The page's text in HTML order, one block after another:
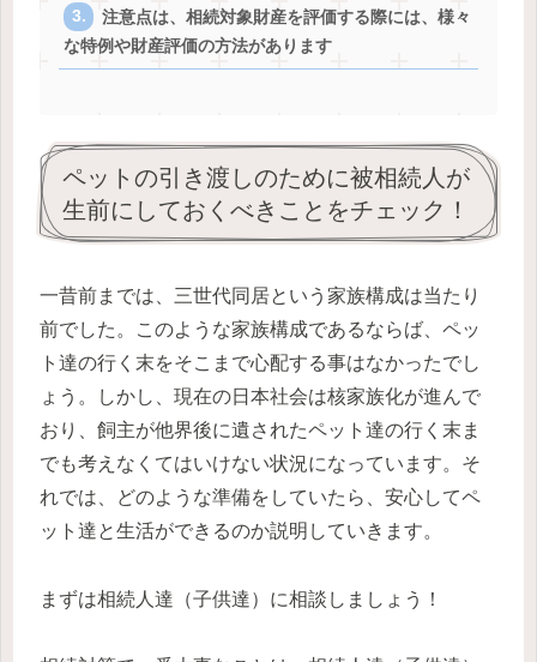
注意点は、相続対象財産を評価する際には、様々
な特例や財産評価の方法があります
ペットの引き渡しのために被相続人が
生前にしておくべきことをチェック！
一昔前までは、三世代同居という家族構成は当たり
前でした。このような家族構成であるならば、ペッ
ト達の行く末をそこまで心配する事はなかったでし
ょう。しかし、現在の日本社会は核家族化が進んで
おり、飼主が他界後に遺されたペット達の行く末ま
でも考えなくてはいけない状況になっています。そ
れでは、どのような準備をしていたら、安心してペ
ット達と生活ができるのか説明していきます。
まずは相続人達（子供達）に相談しましょう！